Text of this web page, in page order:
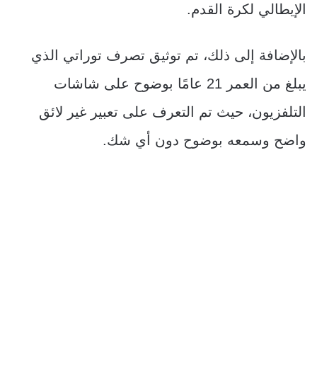
الإيطالي لكرة القدم.
بالإضافة إلى ذلك، تم توثيق تصرف توراتي الذي
يبلغ من العمر 21 عامًا بوضوح على شاشات
التلفزيون، حيث تم التعرف على تعبير غير لائق
واضح وسمعه بوضوح دون أي شك.